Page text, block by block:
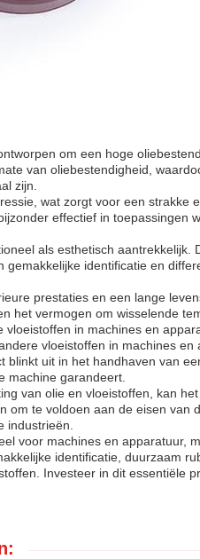
om een hoge
van oliebestendigheid,
zijn.
wat zorgt voor een strakke
effectief in toepassingen
als esthetisch aantrekkelijk.
identificatie en
prestaties en een lange
het vermogen om wisselende
in machines en
vloeistoffen in machines en
uit in het handhaven van
machine garandeert.
van olie en vloeistoffen, kan
om te voldoen aan de eisen van
industrieën.
voor machines en apparatuur,
identificatie, duurzaam
Investeer in dit essentiële